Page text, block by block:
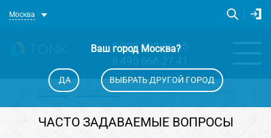
Москва
8 800 333 86 65
8 495 666 27 41
Ваш город Москва?
ДА ВЫБРАТЬ ДРУГОЙ ГОРОД
Главная Библиотека Часто задаваемые вопросы
ЧАСТО ЗАДАВАЕМЫЕ ВОПРОСЫ